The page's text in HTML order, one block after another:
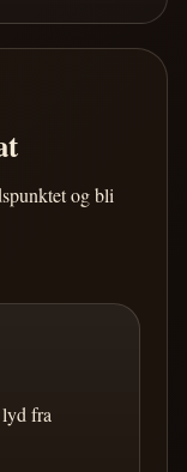
og bli
fra